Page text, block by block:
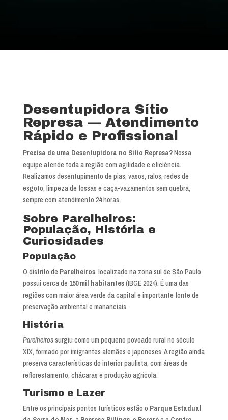
Desentupidora Sítio
Represa — Atendimento
Rápido e Profissional
Precisa de uma Desentupidora no Sítio Represa?Nossa
equipe atende toda a região com agilidade e eficiência.
Realizamos desentupimento de pias, vasos, ralos, redes de
esgoto, limpeza de fossas e caça-vazamentos sem quebra,
sempre com atendimento 24 horas.
Sobre Parelheiros:
População, História e
Curiosidades
População
O distrito de Parelheiros, localizado na zona sul de São Paulo,
possui cerca de 150 mil habitantes(IBGE 2024). É uma das
regiões com maior área verde da capital e importante fonte de
preservação ambiental e mananciais.
História
Parelheirossurgiu como um pequeno povoado rural no século
XIX, formado por imigrantes alemães e japoneses. A região ainda
preserva características do interior paulista, com áreas de
reflorestamento, chácaras e produção agrícola.
Turismo e Lazer
Entre os principais pontos turísticos estão o Parque Estadual